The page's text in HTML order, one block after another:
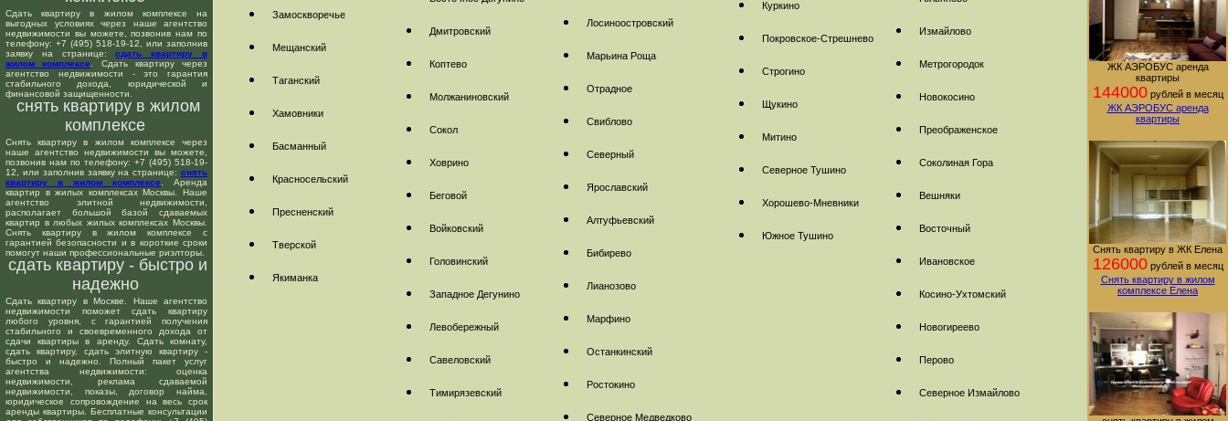
Сдать квартиру в жилом комплексе на
выгодных условиях через наше агентство
недвижимости вы можете, позвонив нам по
телефону: +7 (495) 518-19-12, или заполнив
заявку на странице:сдать квартиру в
жилом комплексе . Сдать квартиру через
агентство недвижимости - это гарантия
стабильного дохода, юридической и
финансовой защищенности.
снять квартиру в жилом
комплексе
Снять квартиру в жилом комплексе через
наше агентство недвижимости вы можете,
позвонив нам по телефону: +7 (495) 518-19-
12, или заполнив заявку на странице: снять
квартиру в жилом комплексе . Аренда
квартир в жилых комплексах Москвы. Наше
агентство элитной недвижимости,
располагает большой базой сдаваемых
квартир в любых жилых комплексах Москвы.
Снять квартиру в жилом комплексе с
гарантией безопасности и в короткие сроки
помогут наши профессиональные риэлторы.
сдать квартиру - быстро и
надежно
Сдать квартиру в Москве. Наше агентство
недвижимости поможет сдать квартиру
любого уровня, с гарантией получения
стабильного и своевременного дохода от
сдачи квартиры в аренду. Сдать комнату,
сдать квартиру, сдать элитную квартиру -
быстро и надежно. Полный пакет услуг
агентства недвижимости: оценка
недвижимости, реклама сдаваемой
недвижимости, показы, договор найма,
юридическое сопровождение на весь срок
аренды квартиры. Бесплатные консультации
Замоскворечье
Мещанский
Таганский
Хамовники
Басманный
Красносельский
Пресненский
Тверской
Якиманка
Дмитровский
Коптево
Молжаниновский
Сокол
Ховрино
Беговой
Войковский
Головинский
Западное Дегунино
Левобережный
Савеловский
Тимирязевский
Лосиноостровский
Марьина Роща
Отрадное
Свиблово
Северный
Ярославский
Алтуфьевский
Бибирево
Лианозово
Марфино
Останкинский
Ростокино
Северное Медведково
Куркино
Покровское-Стрешнево
Строгино
Щукино
Митино
Северное Тушино
Хорошево-Мневники
Южное Тушино
Измайлово
Метрогородок
Новокосино
Преображенское
Соколиная Гора
Вешняки
Восточный
Ивановское
Косино-Ухтомский
Новогиреево
Перово
Северное Измайлово
ЖК АЭРОБУС аренда
квартиры
144000рублей в месяц
ЖК АЭРОБУС аренда
квартиры
Снять квартиру в ЖК Елена
126000рублей в месяц
Снять квартиру в жилом
комплексе Елена